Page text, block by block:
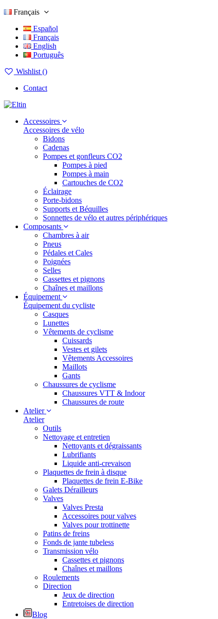
Français
Español
Français
English
Português
Wishlist ()
Contact
Accessoires
Accessoires de vélo
Bidons
Cadenas
Pompes et gonfleurs CO2
Pompes à pied
Pompes à main
Cartouches de CO2
Éclairage
Porte-bidons
Supports et Béquilles
Sonnettes de vélo et autres périphériques
Composants
Chambres à air
Pneus
Pédales et Cales
Poignées
Selles
Cassettes et pignons
Chaînes et maillons
Équipement
Équipement du cycliste
Casques
Lunettes
Vêtements de cyclisme
Cuissards
Vestes et gilets
Vêtements Accessoires
Maillots
Gants
Chaussures de cyclisme
Chaussures VTT & Indoor
Chaussures de route
Atelier
Atelier
Outils
Nettoyage et entretien
Nettoyants et dégraissants
Lubrifiants
Liquide anti-crevaison
Plaquettes de frein à disque
Plaquettes de frein E-Bike
Galets Dérailleurs
Valves
Valves Presta
Accessoires pour valves
Valves pour trottinette
Patins de freins
Fonds de jante tubeless
Transmission vélo
Cassettes et pignons
Chaînes et maillons
Roulements
Direction
Jeux de direction
Entretoises de direction
Blog